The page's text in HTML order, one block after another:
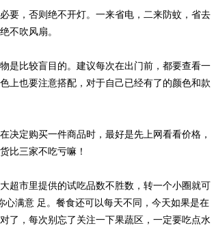
，否则绝不开灯。一来省电，二来防蚊，省去
不吹风扇。
比较盲目的。建议每次在出门前，都要查看一
上也要注意搭配，对于自己已经有了的颜色和款
定购买一件商品时，最好是先上网看看价格，
比三家不吃亏嘛！
市里提供的试吃品数不胜数，转一个小圈就可
满意 足。餐食还可以每天不同，今天如果是在
，每次别忘了关注一下果蔬区，一定要吃点水